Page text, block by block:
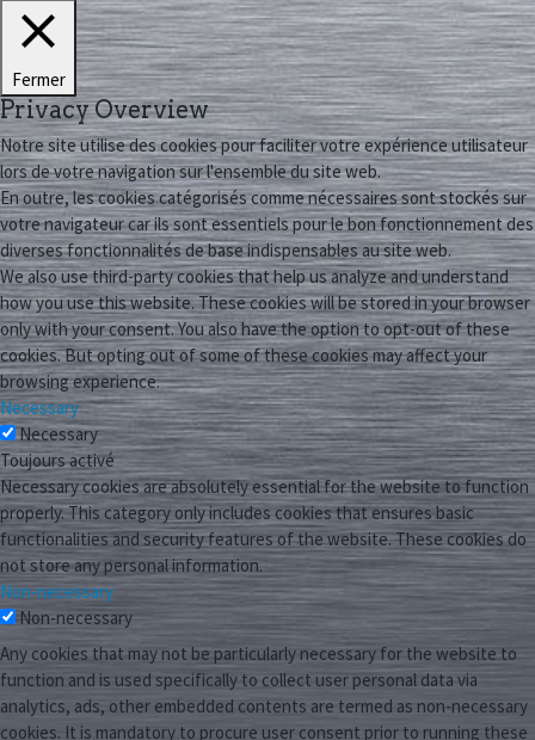
Fermer
Privacy Overview
Notre site utilise des cookies pour faciliter votre expérience utilisateur
lors de votre navigation sur l'ensemble du site web.
En outre, les cookies catégorisés comme nécessaires sont stockés sur
votre navigateur car ils sont essentiels pour le bon fonctionnement des
diverses fonctionnalités de base indispensables au site web.
We also use third-party cookies that help us analyze and understand
how you use this website. These cookies will be stored in your browser
only with your consent. You also have the option to opt-out of these
cookies. But opting out of some of these cookies may affect your
browsing experience.
Necessary
Necessary
Toujours activé
Necessary cookies are absolutely essential for the website to function
properly. This category only includes cookies that ensures basic
functionalities and security features of the website. These cookies do
not store any personal information.
Non-necessary
Non-necessary
Any cookies that may not be particularly necessary for the website to
function and is used specifically to collect user personal data via
analytics, ads, other embedded contents are termed as non-necessary
cookies. It is mandatory to procure user consent prior to running these